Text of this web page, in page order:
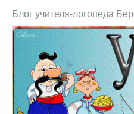
Блог учителя-логопеда